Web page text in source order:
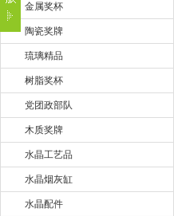
金属奖杯
陶瓷奖牌
琉璃精品
树脂奖杯
党团政部队
木质奖牌
水晶工艺品
水晶烟灰缸
水晶配件